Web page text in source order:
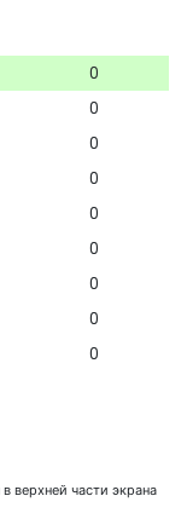
0
0
0
0
0
0
0
0
0
верхней части экрана